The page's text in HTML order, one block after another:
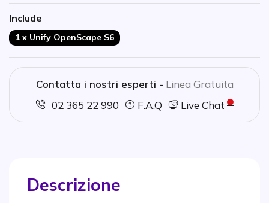
Tasto R
Blocco tasti.
Rubrica telefonica fino a 500 voci
Migrazione di sistema compatibile solo con la versione 9 o
superiore
Include
1 x Unify OpenScape S6
Contatta i nostri esperti - Linea Gratuita
02 365 22 990
F.A.Q Live Chat
Descrizione